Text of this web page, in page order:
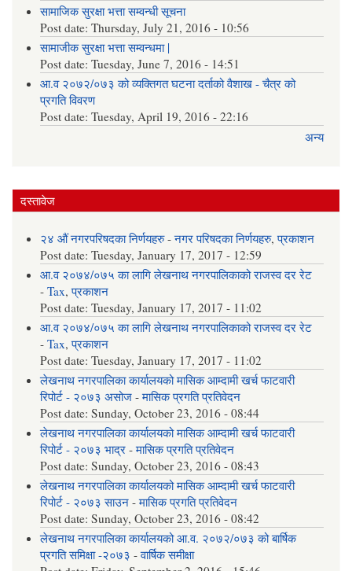
सामाजिक सुरक्षा भत्ता सम्वन्धी सूचना
Post date:Thursday, July 21, 2016 - 10:56
सामाजीक सुरक्षा भत्ता सम्वन्धमा |
Post date:Tuesday, June 7, 2016 - 14:51
आ.व २०७२/०७३ को व्यक्तिगत घटना दर्ताको वैशाख - चैत्र को
प्रगति विवरण
Post date:Tuesday, April 19, 2016 - 22:16
अन्य
दस्तावेज
२४ औं नगरपरिषदका निर्णयहरु-नगर परिषदका निर्णयहरु,प्रकाशन
Post date:Tuesday, January 17, 2017 - 12:59
आ.व २०७४/०७५ का लागि लेखनाथ नगरपालिकाको राजस्व दर रेट
-Tax,प्रकाशन
Post date:Tuesday, January 17, 2017 - 11:02
आ.व २०७४/०७५ का लागि लेखनाथ नगरपालिकाको राजस्व दर रेट
-Tax,प्रकाशन
Post date:Tuesday, January 17, 2017 - 11:02
लेखनाथ नगरपालिका कार्यालयको मासिक आम्दामी खर्च फाटवारी
रिपोर्ट - २०७३ असोज -मासिक प्रगति प्रतिवेदन
Post date:Sunday, October 23, 2016 - 08:44
लेखनाथ नगरपालिका कार्यालयको मासिक आम्दामी खर्च फाटवारी
रिपोर्ट - २०७३ भाद्र-मासिक प्रगति प्रतिवेदन
Post date:Sunday, October 23, 2016 - 08:43
लेखनाथ नगरपालिका कार्यालयको मासिक आम्दामी खर्च फाटवारी
रिपोर्ट - २०७३ साउन-मासिक प्रगति प्रतिवेदन
Post date:Sunday, October 23, 2016 - 08:42
लेखनाथ नगरपालिका कार्यालयको आ.व. २०७२/०७३ को बार्षिक
प्रगति समिक्षा -२०७३-वार्षिक समीक्षा